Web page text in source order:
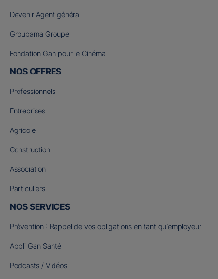
Devenir Agent général
Groupama Groupe
Fondation Gan pour le Cinéma
NOS OFFRES
Professionnels
Entreprises
Agricole
Construction
Association
Particuliers
NOS SERVICES
Prévention : Rappel de vos obligations en tant qu’employeur
Appli Gan Santé
Podcasts / Vidéos